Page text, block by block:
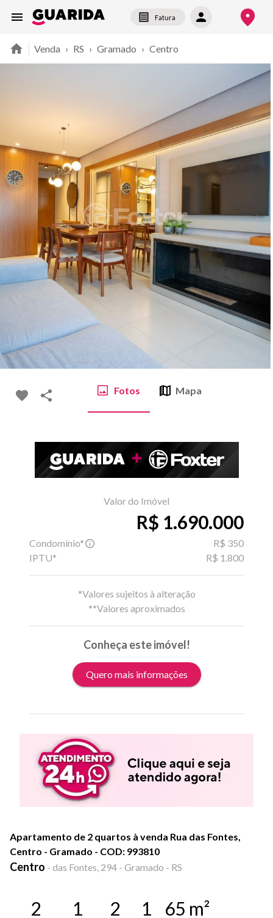
Fatura
Venda › RS › Gramado › Centro
Fotos Mapa
Valor do Imóvel
R$ 1.690.000
Condomínio*
R$ 350
IPTU*
R$ 1.800
*Valores sujeitos à alteração
**Valores aproximados
Conheça este imóvel!
Quero mais informações
Apartamento de 2 quartos à venda Rua das Fontes,
Centro - Gramado - COD: 993810
Centro - das Fontes, 294 - Gramado - RS
2 1 2 1 65 m²